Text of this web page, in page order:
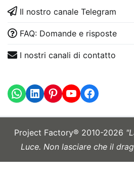
Il nostro canale Telegram
FAQ: Domande e risposte
I nostri canali di contatto
WhatsApp
LinkedInhttps://
Project Factory® 2010-2026
Luce. Non lasciare che il